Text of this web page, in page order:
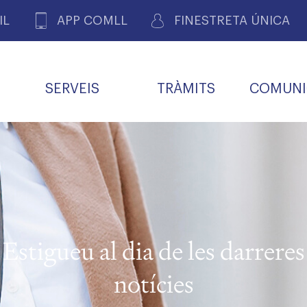
APP COMLL FINESTRETA ÚNICA
DE PACIENTS DE LLEIDA
SERVEIS TRÀMITS
DE GOVERN COMISSIÓ DEONTOLÒGICA
INFORMÀTICA I NOVES
TECNOLOGIES
DE FEINA
ALERTES
FARMACÈUTIQUES
R
CARNET METGE
COL·LEGIAT
Estigueu al dia de les darreres
notícies